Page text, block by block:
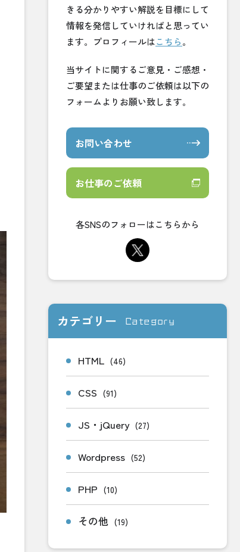
きる分かりやすい解説を目標にして
情報を発信していければと思ってい
ます。プロフィールはこちら。
当サイトに関するご意見・ご感想・
ご要望または仕事のご依頼は以下の
フォームよりお願い致します。
お問い合わせ
お仕事のご依頼
各SNSのフォローはこちらから
カテゴリー Category
HTML (46)
CSS (91)
JS・jQuery (27)
Wordpress (52)
PHP (10)
その他 (19)